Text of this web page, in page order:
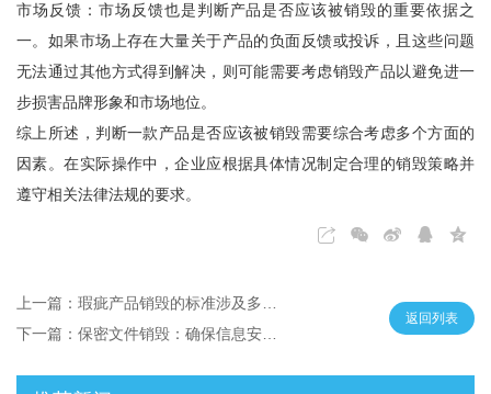
市场反馈：市场反馈也是判断产品是否应该被销毁的重要依据之
一。如果市场上存在大量关于产品的负面反馈或投诉，且这些问题
无法通过其他方式得到解决，则可能需要考虑销毁产品以避免进一
步损害品牌形象和市场地位。
综上所述，判断一款产品是否应该被销毁需要综合考虑多个方面的
因素。在实际操作中，企业应根据具体情况制定合理的销毁策略并
遵守相关法律法规的要求。
返回列表